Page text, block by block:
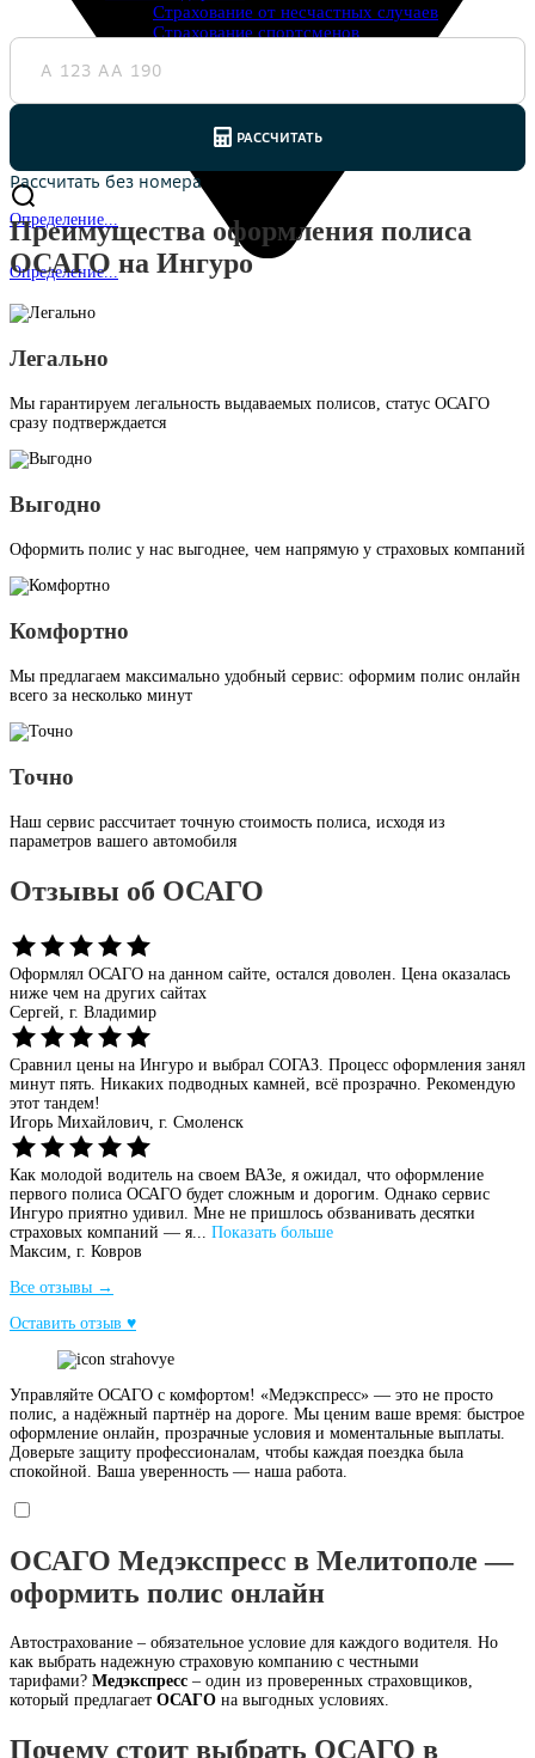
Определение...
Определение...
Страхование от несчастных случаев
Страхование спортсменов
ДМС онлайн
Преимущества оформления полиса
ОСАГО на Ингуро
Легально
Мы гарантируем легальность выдаваемых полисов, статус ОСАГО
сразу подтверждается
Выгодно
Оформить полис у нас выгоднее, чем напрямую у страховых компаний
Комфортно
Мы предлагаем максимально удобный сервис: оформим полис онлайн
всего за несколько минут
Точно
Наш сервис рассчитает точную стоимость полиса, исходя из
параметров вашего автомобиля
Отзывы об ОСАГО
Оформлял ОСАГО на данном сайте, остался доволен. Цена оказалась
ниже чем на других сайтах
Сергей, г. Владимир
Сравнил цены на Ингуро и выбрал СОГАЗ. Процесс оформления занял
минут пять. Никаких подводных камней, всё прозрачно. Рекомендую
этот тандем!
Игорь Михайлович, г. Смоленск
Как молодой водитель на своем ВАЗе, я ожидал, что оформление
первого полиса ОСАГО будет сложным и дорогим. Однако сервис
Ингуро приятно удивил. Мне не пришлось обзванивать десятки
страховых компаний — я... Показать больше
Максим, г. Ковров
Все отзывы →
Оставить отзыв ♥
Управляйте ОСАГО с комфортом! «Медэкспресс» — это не просто
полис, а надёжный партнёр на дороге. Мы ценим ваше время: быстрое
оформление онлайн, прозрачные условия и моментальные выплаты.
Доверьте защиту профессионалам, чтобы каждая поездка была
спокойной. Ваша уверенность — наша работа.
ОСАГО Медэкспресс в Мелитополе —
оформить полис онлайн
Автострахование – обязательное условие для каждого водителя. Но
как выбрать надежную страховую компанию с честными
тарифами? Медэкспресс – один из проверенных страховщиков,
который предлагает ОСАГО на выгодных условиях.
Почему стоит выбрать ОСАГО в